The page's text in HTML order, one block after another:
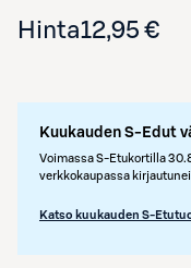
Hinta12,95 €
Kuukauden S-Edut
Voimassa S-Etukortilla
verkkokaupassa
Katso kuukauden S-